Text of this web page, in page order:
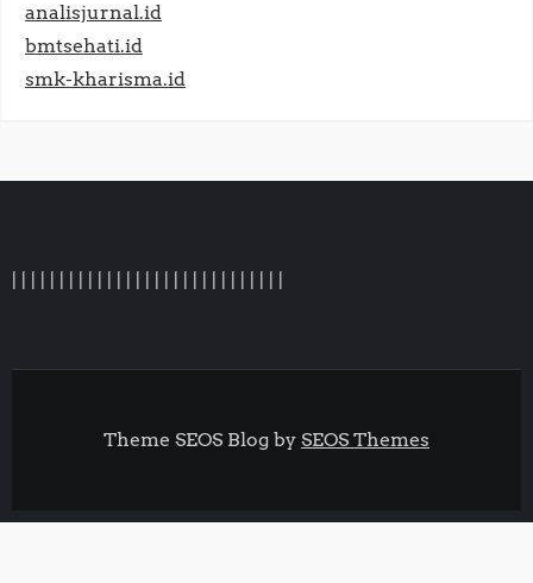
analisjurnal.id
bmtsehati.id
smk-kharisma.id
Theme SEOS Blog by SEOS Themes